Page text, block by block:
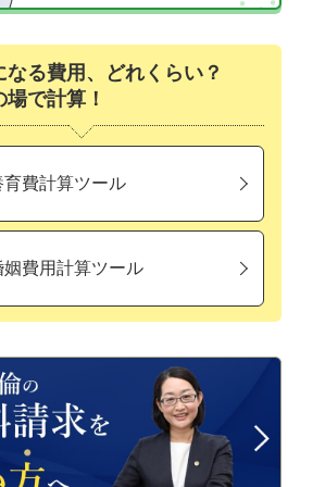
なる費用、どれくらい？
場で計算！
育費計算ツール
姻費用計算ツール